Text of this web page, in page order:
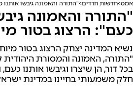
אמס חדשות חרדים "התורה והאמונה גיבשו אותנו
"התורה והאמונה
כעם": הרצוג בטור
נשיא המדינה יצחק הרצוג בטור
"התורה, האמונה והמסורת היהודית
בכל דור, הן שיצרו וגיבשו אותנו
חלק משמעותי בחיינו במדינת